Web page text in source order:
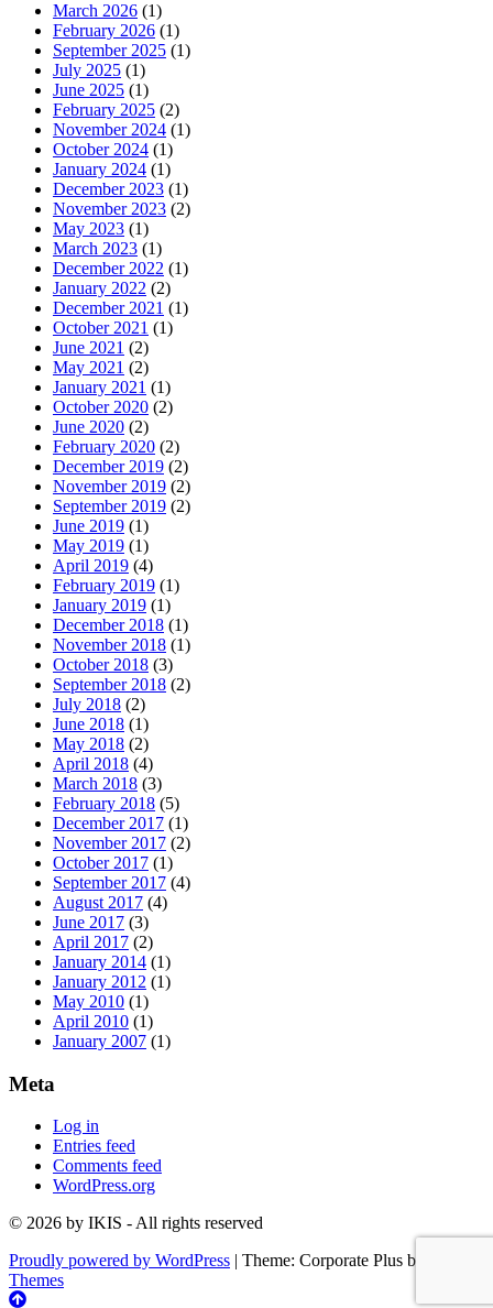
March 2026 (1)
February 2026 (1)
September 2025 (1)
July 2025 (1)
June 2025 (1)
February 2025 (2)
November 2024 (1)
October 2024 (1)
January 2024 (1)
December 2023 (1)
November 2023 (2)
May 2023 (1)
March 2023 (1)
December 2022 (1)
January 2022 (2)
December 2021 (1)
October 2021 (1)
June 2021 (2)
May 2021 (2)
January 2021 (1)
October 2020 (2)
June 2020 (2)
February 2020 (2)
December 2019 (2)
November 2019 (2)
September 2019 (2)
June 2019 (1)
May 2019 (1)
April 2019 (4)
February 2019 (1)
January 2019 (1)
December 2018 (1)
November 2018 (1)
October 2018 (3)
September 2018 (2)
July 2018 (2)
June 2018 (1)
May 2018 (2)
April 2018 (4)
March 2018 (3)
February 2018 (5)
December 2017 (1)
November 2017 (2)
October 2017 (1)
September 2017 (4)
August 2017 (4)
June 2017 (3)
April 2017 (2)
January 2014 (1)
January 2012 (1)
May 2010 (1)
April 2010 (1)
January 2007 (1)
Meta
Log in
Entries feed
Comments feed
WordPress.org
© 2026 by IKIS - All rights reserved
Proudly powered by WordPress | Theme: Corporate Plus by
Themes